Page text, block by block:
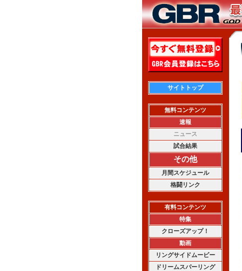
サイトトップ
無料コンテンツ
速報
ニュース
試合結果
その他
月間スケジュール
格闘リンク
有料コンテンツ
特集
クローズアップ！
動画
リングサイドムービー
ドリームスパーリング